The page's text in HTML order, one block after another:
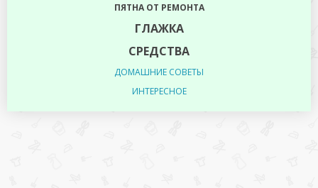
ПЯТНА ОТ РЕМОНТА
ГЛАЖКА
СРЕДСТВА
ДОМАШНИЕ СОВЕТЫ
ИНТЕРЕСНОЕ